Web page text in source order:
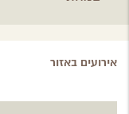
אירועים באזור